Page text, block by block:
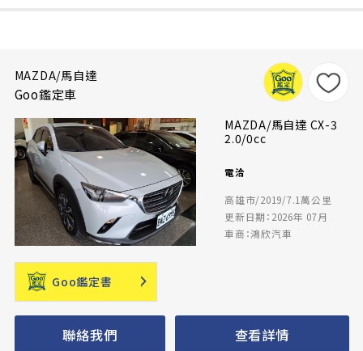
MAZDA/馬自達
Goo鑑定車
MAZDA/馬自達 CX-3
2.0/0cc
電洽
高雄市/2019/7.1萬公里
更新日期：2026年 07月
車商：鴻欣汽車
Goo鑑定書
聯絡我們 查看詳情